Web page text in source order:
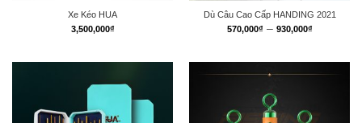
Xe Kéo HUA
3,500,000₫
Dù Câu Cao Cấp HANDING 2021
570,000₫ – 930,000₫Khoảng
570,000₫
đến